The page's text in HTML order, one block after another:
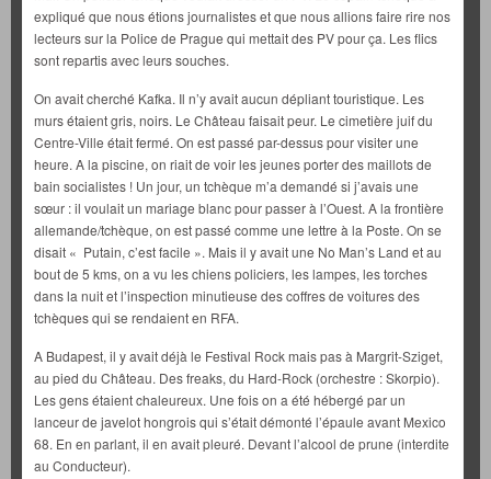
expliqué que nous étions journalistes et que nous allions faire rire nos
lecteurs sur la Police de Prague qui mettait des PV pour ça. Les flics
sont repartis avec leurs souches.
On avait cherché Kafka. Il n’y avait aucun dépliant touristique. Les
murs étaient gris, noirs. Le Château faisait peur. Le cimetière juif du
Centre-Ville était fermé. On est passé par-dessus pour visiter une
heure. A la piscine, on riait de voir les jeunes porter des maillots de
bain socialistes ! Un jour, un tchèque m’a demandé si j’avais une
sœur : il voulait un mariage blanc pour passer à l’Ouest. A la frontière
allemande/tchèque, on est passé comme une lettre à la Poste. On se
disait « Putain, c’est facile ». Mais il y avait une No Man’s Land et au
bout de 5 kms, on a vu les chiens policiers, les lampes, les torches
dans la nuit et l’inspection minutieuse des coffres de voitures des
tchèques qui se rendaient en RFA.
A Budapest, il y avait déjà le Festival Rock mais pas à Margrit-Sziget,
au pied du Château. Des freaks, du Hard-Rock (orchestre : Skorpio).
Les gens étaient chaleureux. Une fois on a été hébergé par un
lanceur de javelot hongrois qui s’était démonté l’épaule avant Mexico
68. En en parlant, il en avait pleuré. Devant l’alcool de prune (interdite
au Conducteur).